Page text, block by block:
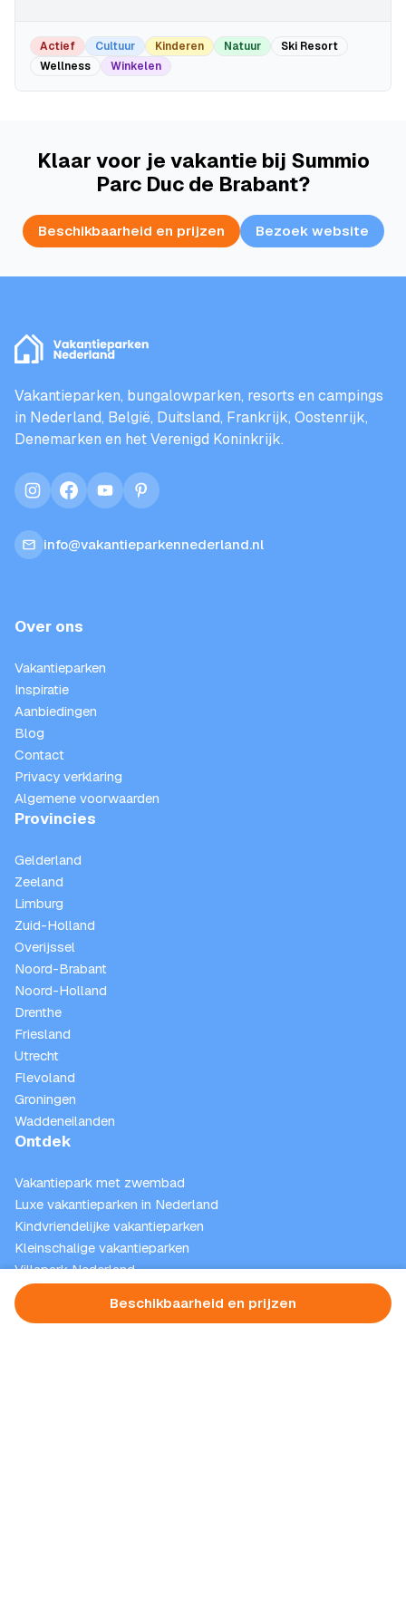
Beschikbaarheid en prijzen
Actief Cultuur Kinderen Natuur
Ski Resort
Wellness
Winkelen
Klaar voor je vakantie bij Summio
Parc Duc de Brabant?
Beschikbaarheid en prijzen Bezoek website
Vakantieparken, bungalowparken, resorts en campings
in Nederland, België, Duitsland, Frankrijk, Oostenrijk,
Denemarken en het Verenigd Koninkrijk.
instagramfacebookyoutubepinterest
info@vakantieparkennederland.nl
Over ons
Vakantieparken
Inspiratie
Aanbiedingen
Blog
Contact
Privacy verklaring
Algemene voorwaarden
Provincies
Gelderland
Zeeland
Limburg
Zuid-Holland
Overijssel
Noord-Brabant
Noord-Holland
Drenthe
Friesland
Utrecht
Flevoland
Groningen
Waddeneilanden
Ontdek
Vakantiepark met zwembad
Luxe vakantieparken in Nederland
Kindvriendelijke vakantieparken
Kleinschalige vakantieparken
Villapark Nederland
Vakantieparken met binnenspeeltuin